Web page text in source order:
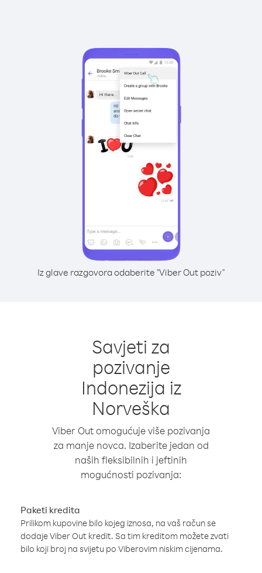
Iz glave razgovora odaberite "Viber Out poziv"
Savjeti za
pozivanje
Indonezija iz
Norveška
Viber Out omogućuje više pozivanja
za manje novca. Izaberite jedan od
naših fleksibilnih i jeftinih
mogućnosti pozivanja:
Paketi kredita
Prilikom kupovine bilo kojeg iznosa, na vaš račun se
dodaje Viber Out kredit. Sa tim kreditom možete zvati
bilo koji broj na svijetu po Viberovim niskim cijenama.